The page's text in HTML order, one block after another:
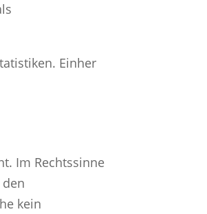
Einher
Im Rechtssinne
kein